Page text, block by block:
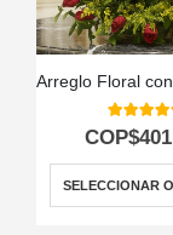
5.00out
COP$
SELECCIONAR